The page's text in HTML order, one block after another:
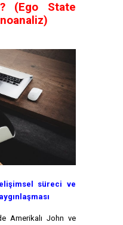
(Ego State
süreci ve
Amerikalı John ve